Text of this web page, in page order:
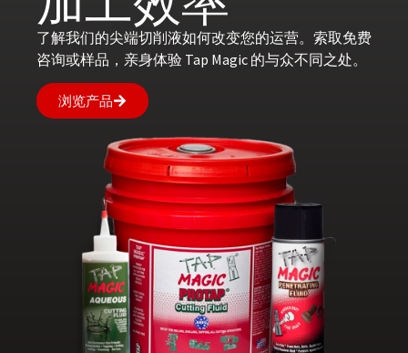
了解我们的尖端切削液如何改变您的运营。索取免费
咨询或样品，亲身体验 Tap Magic 的与众不同之处。
浏览产品